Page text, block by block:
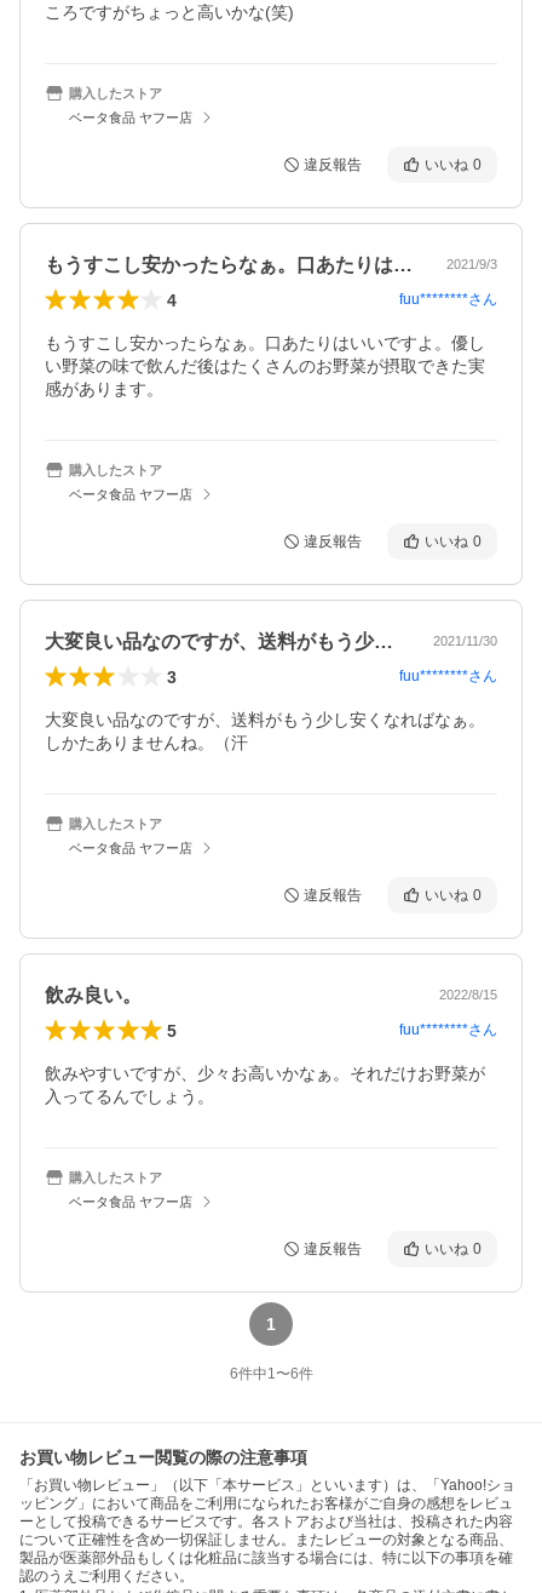
ころですがちょっと高いかな(笑)
購入したストア
ベータ食品 ヤフー店
違反報告 いいね 0
もうすこし安かったらなぁ。口あたりはい… 2021/9/3
4 fuu********さん
もうすこし安かったらなぁ。口あたりはいいですよ。優し
い野菜の味で飲んだ後はたくさんのお野菜が摂取できた実
感があります。
購入したストア
ベータ食品 ヤフー店
違反報告 いいね 0
大変良い品なのですが、送料がもう少し安… 2021/11/30
3 fuu********さん
大変良い品なのですが、送料がもう少し安くなればなぁ。
しかたありませんね。（汗
購入したストア
ベータ食品 ヤフー店
違反報告 いいね 0
飲み良い。 2022/8/15
5 fuu********さん
飲みやすいですが、少々お高いかなぁ。それだけお野菜が
入ってるんでしょう。
購入したストア
ベータ食品 ヤフー店
違反報告 いいね 0
1
6件中1〜6件
お買い物レビュー閲覧の際の注意事項
「お買い物レビュー」（以下「本サービス」といいます）は、「Yahoo!ショ
ッピング」において商品をご利用になられたお客様がご自身の感想をレビュ
ーとして投稿できるサービスです。各ストアおよび当社は、投稿された内容
について正確性を含め一切保証しません。またレビューの対象となる商品、
製品が医薬部外品もしくは化粧品に該当する場合には、特に以下の事項を確
認のうえご利用ください。